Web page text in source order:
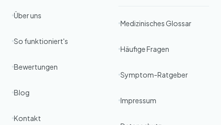
Über uns
So funktioniert's
Bewertungen
Blog
Kontakt
Medizinisches Glossar
Häufige Fragen
Symptom-Ratgeber
Impressum